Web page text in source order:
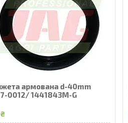
армована d-40mm
0012/ 1441843M-G